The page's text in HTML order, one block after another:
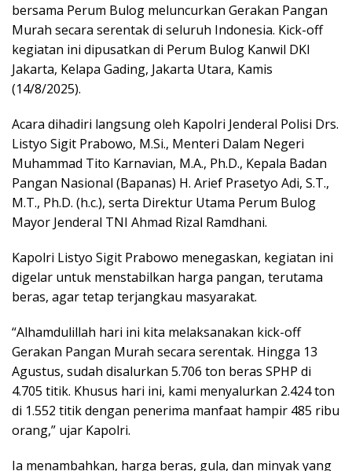
bersama Perum Bulog meluncurkan Gerakan Pangan
Murah secara serentak di seluruh Indonesia. Kick-off
kegiatan ini dipusatkan di Perum Bulog Kanwil DKI
Jakarta, Kelapa Gading, Jakarta Utara, Kamis
(14/8/2025).
Acara dihadiri langsung oleh Kapolri Jenderal Polisi Drs.
Listyo Sigit Prabowo, M.Si., Menteri Dalam Negeri
Muhammad Tito Karnavian, M.A., Ph.D., Kepala Badan
Pangan Nasional (Bapanas) H. Arief Prasetyo Adi, S.T.,
M.T., Ph.D. (h.c.), serta Direktur Utama Perum Bulog
Mayor Jenderal TNI Ahmad Rizal Ramdhani.
Kapolri Listyo Sigit Prabowo menegaskan, kegiatan ini
digelar untuk menstabilkan harga pangan, terutama
beras, agar tetap terjangkau masyarakat.
“Alhamdulillah hari ini kita melaksanakan kick-off
Gerakan Pangan Murah secara serentak. Hingga 13
Agustus, sudah disalurkan 5.706 ton beras SPHP di
4.705 titik. Khusus hari ini, kami menyalurkan 2.424 ton
di 1.552 titik dengan penerima manfaat hampir 485 ribu
orang,” ujar Kapolri.
Ia menambahkan, harga beras, gula, dan minyak yang